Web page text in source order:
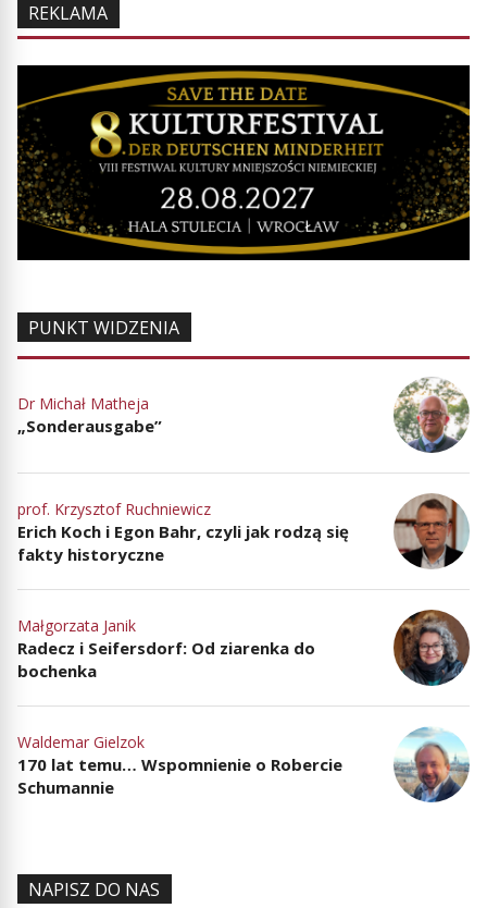
REKLAMA
PUNKT WIDZENIA
Dr Michał Matheja
„Sonderausgabe”
prof. Krzysztof Ruchniewicz
Erich Koch i Egon Bahr, czyli jak rodzą się
fakty historyczne
Małgorzata Janik
Radecz i Seifersdorf: Od ziarenka do
bochenka
Waldemar Gielzok
170 lat temu… Wspomnienie o Robercie
Schumannie
NAPISZ DO NAS